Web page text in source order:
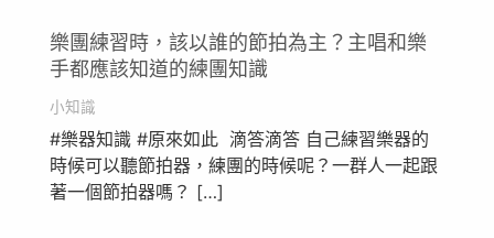
樂團練習時，該以誰的節拍為主？主唱和樂
手都應該知道的練團知識
小知識
#樂器知識 #原來如此 滴答滴答 自己練習樂器的
時候可以聽節拍器，練團的時候呢？一群人一起跟
著一個節拍器嗎？ […]